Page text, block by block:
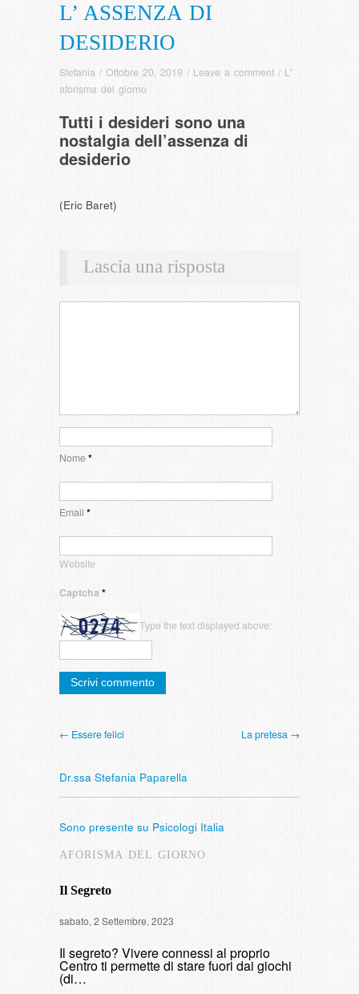
L’ ASSENZA DI
DESIDERIO
Stefania / Ottobre 20, 2019 / Leave a comment / L'
aforisma del giorno
Tutti i desideri sono una
nostalgia dell’assenza di
desiderio
(Eric Baret)
Lascia una risposta
Nome*
Email *
Website
Captcha *
Type the text displayed above:
← Essere felici La pretesa →
Dr.ssa Stefania Paparella
Sono presente su Psicologi Italia
AFORISMA DEL GIORNO
Il Segreto
sabato, 2 Settembre, 2023
Il segreto? Vivere connessi al proprio
Centro ti permette di stare fuori dai giochi
(di…